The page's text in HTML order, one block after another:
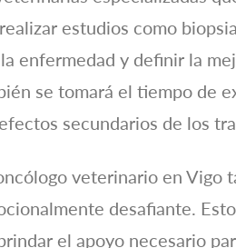
estudios como
enfermedad y definir la
se tomará el tiempo de
secundarios de los
veterinario en Vigo
desafiante.
el apoyo necesario